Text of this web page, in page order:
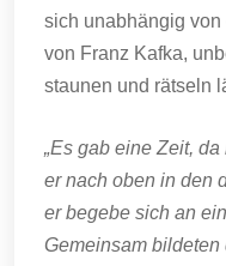
sich unabhängig
von Franz Kafka,
staunen und rätseln
„Es gab eine Zeit,
er nach oben in den
er begebe sich an
Gemeinsam